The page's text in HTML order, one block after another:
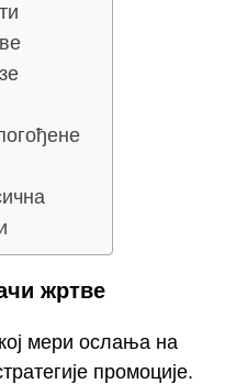
жртве
мери ослања на
промоције.